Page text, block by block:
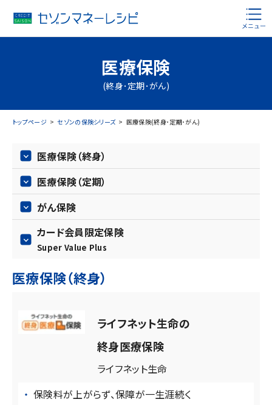
医療保険
(終身･定期･がん)
トップページ セゾンの保険シリーズ 医療保険(終身･定期･がん)
医療保険（終身）
医療保険（定期）
がん保険
カード会員限定保険
Super Value Plus
医療保険（終身）
ライフネット生命の
終身医療保険
ライフネット生命
保険料が上がらず、保障が一生涯続く